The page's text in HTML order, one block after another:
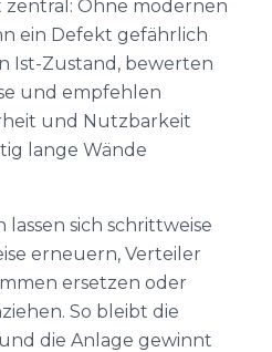
zentral: Ohne modernen
ein Defekt gefährlich
Ist-Zustand, bewerten
und empfehlen
und Nutzbarkeit
lange Wände
sich schrittweise
erneuern, Verteiler
ersetzen oder
So bleibt die
die Anlage gewinnt